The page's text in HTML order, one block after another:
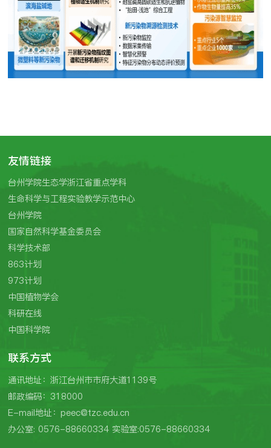
友情链接
台州学院生态学浙江省重点学科
生命科学与工程实验教学示范中心
台州学院
国家自然科学基金委员会
科学技术部
863计划
973计划
中国植物学会
科研在线
中国科学院
联系方式
通讯地址：浙江台州市市府大道1139号
邮政编码：318000
E-mail地址：peec@tzc.edu.cn
办公室: 0576-88660334 实验室:0576-88660334